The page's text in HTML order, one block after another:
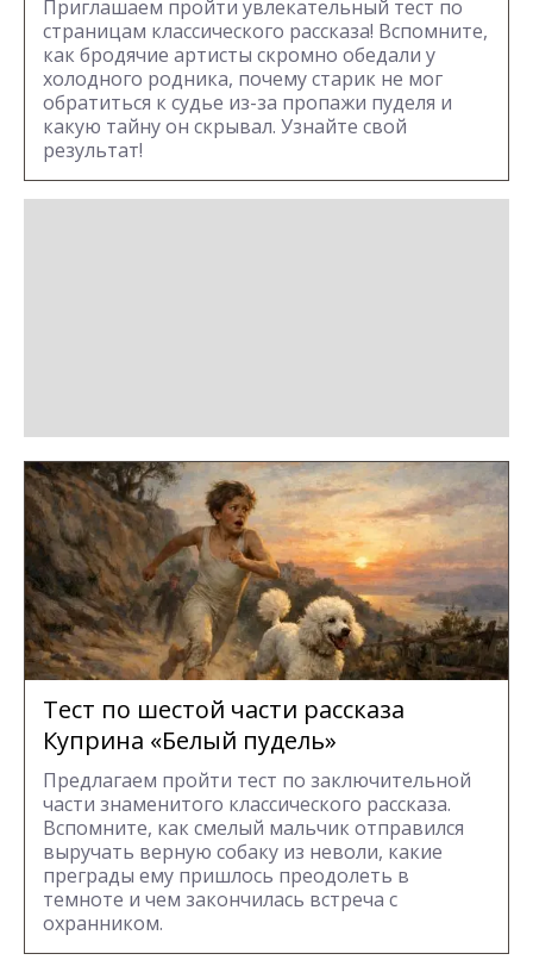
Приглашаем пройти увлекательный тест по
страницам классического рассказа! Вспомните,
как бродячие артисты скромно обедали у
холодного родника, почему старик не мог
обратиться к судье из-за пропажи пуделя и
какую тайну он скрывал. Узнайте свой
результат!
Тест по шестой части рассказа
Куприна «Белый пудель»
Предлагаем пройти тест по заключительной
части знаменитого классического рассказа.
Вспомните, как смелый мальчик отправился
выручать верную собаку из неволи, какие
преграды ему пришлось преодолеть в
темноте и чем закончилась встреча с
охранником.